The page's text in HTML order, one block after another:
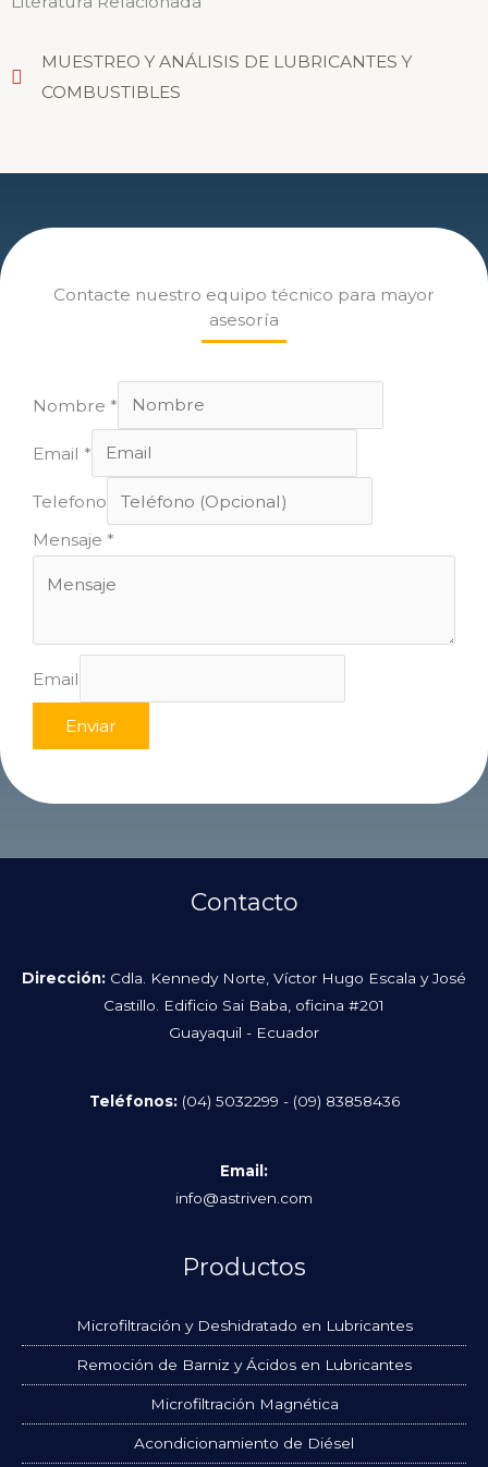
MUESTREO Y ANÁLISIS DE LUBRICANTES Y
COMBUSTIBLES
Contacte nuestro equipo técnico para mayor
asesoría
Nombre *
Email *
Telefono
Mensaje *
Email
Enviar
Contacto
Dirección: Cdla. Kennedy Norte, Víctor Hugo Escala y José
Castillo. Edificio Sai Baba, oficina #201
Guayaquil - Ecuador
Teléfonos:(04) 5032299 - (09) 83858436
Email:
info@astriven.com
Productos
Microfiltración y Deshidratado en Lubricantes
Remoción de Barniz y Ácidos en Lubricantes
Microfiltración Magnética
Acondicionamiento de Diésel